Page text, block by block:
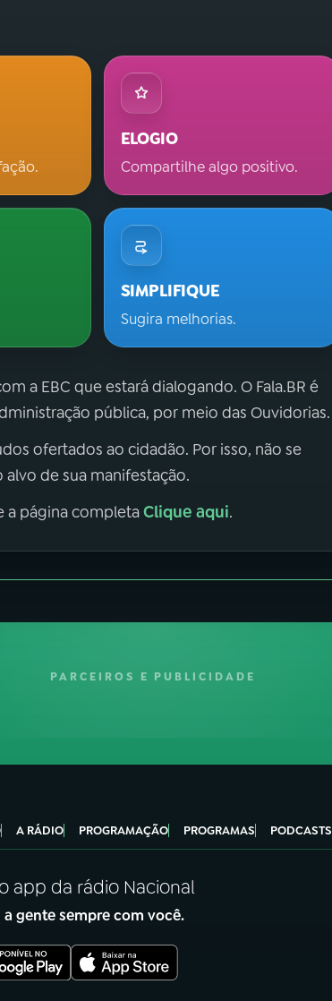
ELOGIO
Compartilhe algo positivo.
SIMPLIFIQUE
Sugira melhorias.
a EBC que estará dialogando. O Fala.BR é
pública, por meio das Ouvidorias.
ofertados ao cidadão. Por isso, não se
de sua manifestação.
a página completaClique aqui.
PARCEIROS E PUBLICIDADE
A RÁDIO PROGRAMAÇÃO PROGRAMAS PODCASTS
app da rádio Nacional
a gente sempre com você.